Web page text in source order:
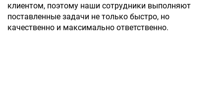
клиентом, поэтому наши сотрудники выполняют
поставленные задачи не только быстро, но
качественно и максимально ответственно.